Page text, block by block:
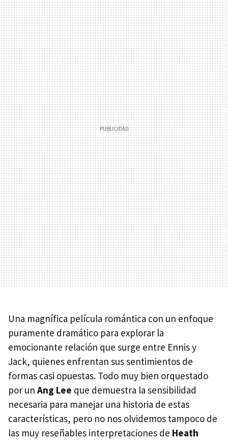
Una magnífica película romántica con un enfoque
puramente dramático para explorar la
emocionante relación que surge entre Ennis y
Jack, quienes enfrentan sus sentimientos de
formas casi opuestas. Todo muy bien orquestado
por un Ang Lee que demuestra la sensibilidad
necesaria para manejar una historia de estas
características, pero no nos olvidemos tampoco de
las muy reseñables interpretaciones de Heath